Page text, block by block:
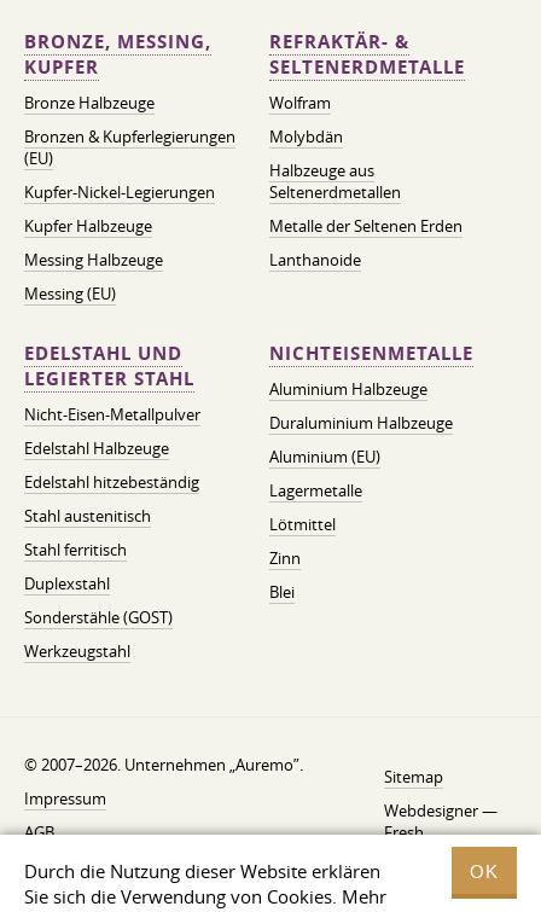
Durch die Nutzung dieser Website erklären
Sie sich die Verwendung von Cookies. Mehr
OK
BRONZE, MESSING,
KUPFER
Bronze Halbzeuge
Bronzen & Kupferlegierungen
(EU)
Kupfer-Nickel-Legierungen
Kupfer Halbzeuge
Messing Halbzeuge
Messing (EU)
REFRAKTÄR- &
SELTENERDMETALLE
Wolfram
Molybdän
Halbzeuge aus
Seltenerdmetallen
Metalle der Seltenen Erden
Lanthanoide
EDELSTAHL UND
LEGIERTER STAHL
Nicht-Eisen-Metallpulver
Edelstahl Halbzeuge
Edelstahl hitzebeständig
Stahl austenitisch
Stahl ferritisch
Duplexstahl
Sonderstähle (GOST)
Werkzeugstahl
NICHTEISENMETALLE
Aluminium Halbzeuge
Duraluminium Halbzeuge
Aluminium (EU)
Lagermetalle
Lötmittel
Zinn
Blei
© 2007–2026. Unternehmen „Auremo”.
Impressum
AGB
Widerrufsbelehrung
Datenschutzerklärung
Sitemap
Webdesigner —
Fresh